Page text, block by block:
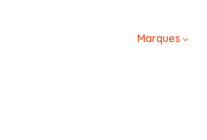
Marques